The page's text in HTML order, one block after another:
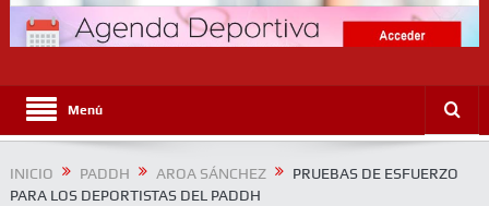
Menú
INICIO PADDH AROA SÁNCHEZ
PRUEBAS DE ESFUERZO
PARA LOS DEPORTISTAS DEL PADDH